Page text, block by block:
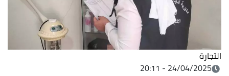
التجارة
24/04/2025 - 20:11